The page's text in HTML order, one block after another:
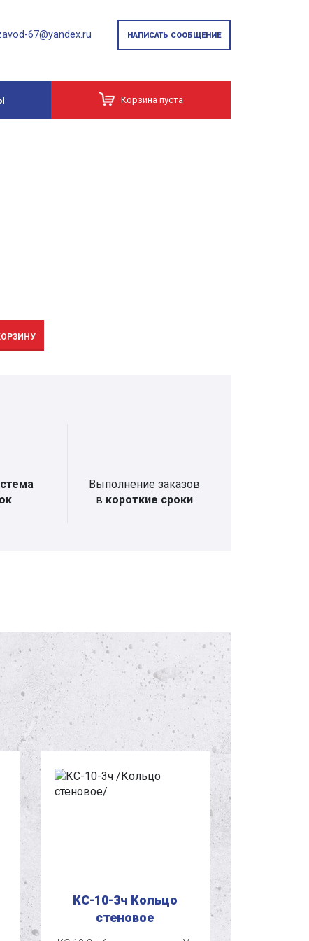
67@yandex.ru НАПИСАТЬ СООБЩЕНИЕ
Корзина пуста
Выполнение заказов
в короткие сроки
КС-10-3ч Кольцо
стеновое